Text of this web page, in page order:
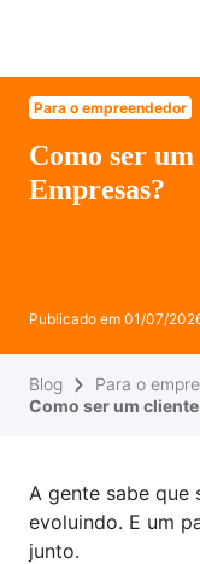
Para o empreendedor
Como ser
Empresas?
Publicado em 01/07/
Blog
Para o
Como ser um
A gente sabe que
evoluindo. E um
junto.